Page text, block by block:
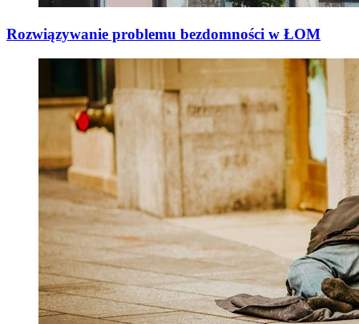
Rozwiązywanie problemu bezdomności w ŁOM